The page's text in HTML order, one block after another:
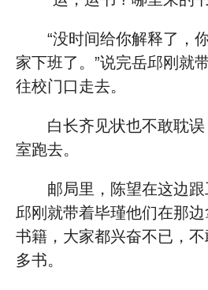
“没时间给你解释了，
家下班了。”说完岳邱刚就
往校门口走去。
白长齐见状也不敢耽
室跑去。
邮局里，陈望在这边
邱刚就带着毕瑾他们在那
书籍，大家都兴奋不已，
多书。